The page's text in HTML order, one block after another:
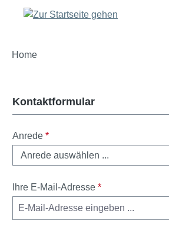
Zur Hauptnavigation
Home
Kontaktformular
Anrede *
Ihre E-Mail-Adresse *